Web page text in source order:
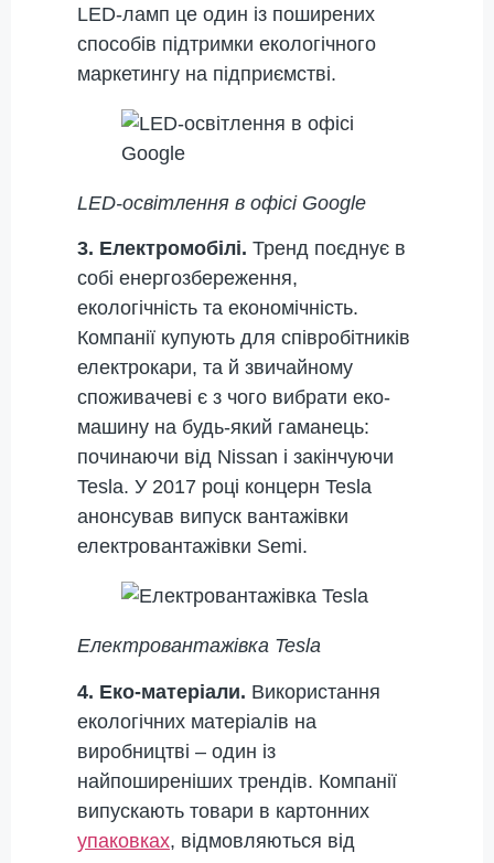
LED-ламп це один із поширених
способів підтримки екологічного
маркетингу на підприємстві.
LED-освітлення в офісі Google
3. Електромобілі. Тренд поєднує в
собі енергозбереження,
екологічність та економічність.
Компанії купують для співробітників
електрокари, та й звичайному
споживачеві є з чого вибрати еко-
машину на будь-який гаманець:
починаючи від Nissan і закінчуючи
Tesla. У 2017 році концерн Tesla
анонсував випуск вантажівки
електровантажівки Semi.
Електровантажівка Tesla
4. Еко-матеріали. Використання
екологічних матеріалів на
виробництві – один із
найпоширеніших трендів. Компанії
випускають товари в картонних
упаковках, відмовляються від